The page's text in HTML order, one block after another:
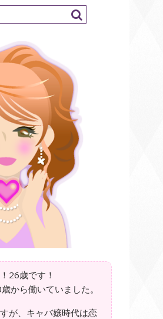
26歳です！
から働いていました。
が、キャバ嬢時代は恋